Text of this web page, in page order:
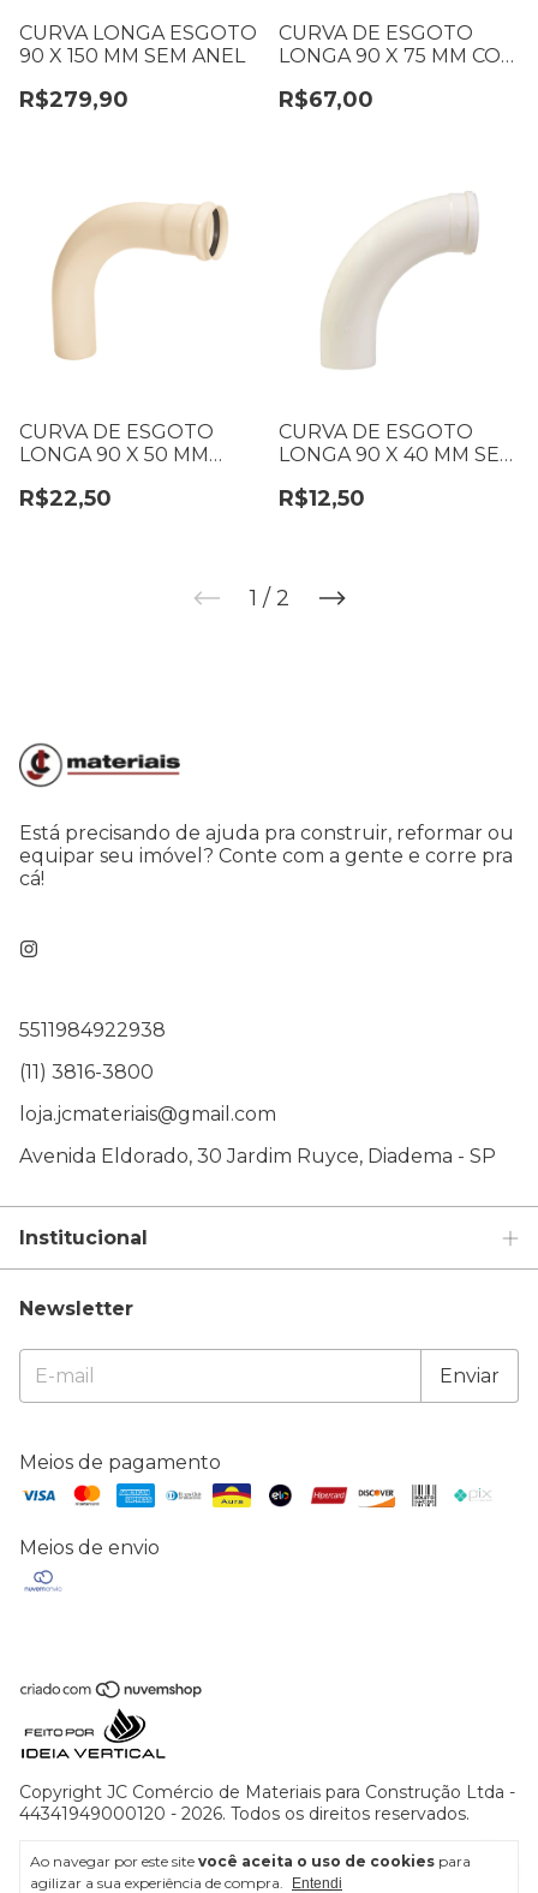
Ao navegar por este site você aceita o uso de cookies para
agilizar a sua experiência de compra.
Entendi
CURVA LONGA ESGOTO
90 X 150 MM SEM ANEL
R$279,90
CURVA DE ESGOTO
LONGA 90 X 75 MM COM
R$67,00
CURVA DE ESGOTO
LONGA 90 X 50 MM
VEDAÇÃO
R$22,50
CURVA DE ESGOTO
LONGA 90 X 40 MM SEM
R$12,50
1 / 2
Está precisando de ajuda pra construir, reformar ou
equipar seu imóvel? Conte com a gente e corre pra
cá!
5511984922938
(11) 3816-3800
loja.jcmateriais@gmail.com
Avenida Eldorado, 30 Jardim Ruyce, Diadema - SP
Institucional
Newsletter
Meios de pagamento
Meios de envio
Copyright JC Comércio de Materiais para Construção Ltda -
44341949000120 - 2026. Todos os direitos reservados.